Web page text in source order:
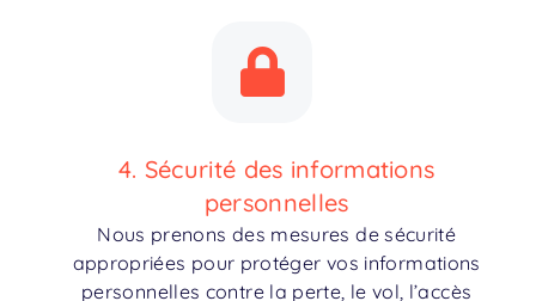
4. Sécurité des informations
personnelles
Nous prenons des mesures de sécurité
appropriées pour protéger vos informations
personnelles contre la perte, le vol, l’accès